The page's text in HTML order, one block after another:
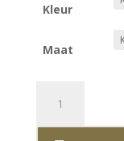
Kleur
Maat
Fit